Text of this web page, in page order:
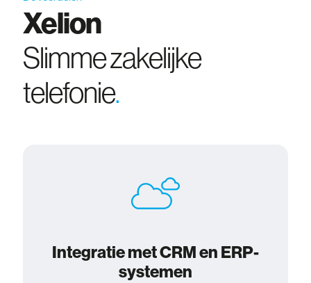
Xelion
Slimme zakelijke
telefonie.
Integratie met CRM en ERP-
systemen